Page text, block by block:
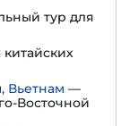
тур для
Вьетнам —
Восточной